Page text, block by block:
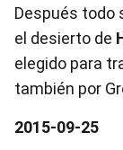
Después todo
el desierto de
elegido para
también por
2015-09-25